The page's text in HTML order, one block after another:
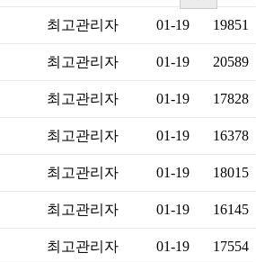
최고관리자 01-19 19851
최고관리자 01-19 20589
최고관리자 01-19 17828
최고관리자 01-19 16378
최고관리자 01-19 18015
최고관리자 01-19 16145
최고관리자 01-19 17554